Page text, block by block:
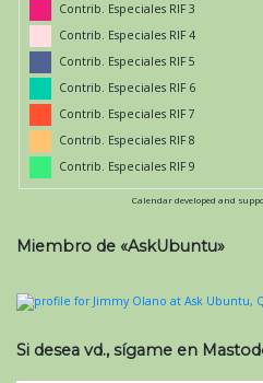
Contrib. Especiales RIF 3
Contrib. Especiales RIF 4
Contrib. Especiales RIF 5
Contrib. Especiales RIF 6
Contrib. Especiales RIF 7
Contrib. Especiales RIF 8
Contrib. Especiales RIF 9
Calendar developed and
Miembro de «AskUbuntu»
Si desea vd., sígame en